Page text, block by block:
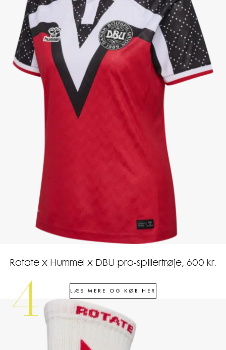
Rotate x Hummel x DBU pro-spillertrøje, 600 kr.
LÆS MERE OG KØB HER
4